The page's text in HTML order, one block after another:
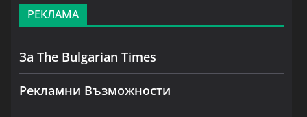
РЕКЛАМА
За The Bulgarian Times
Рекламни Възможности